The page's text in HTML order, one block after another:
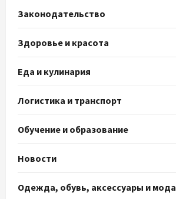
Законодательство
Здоровье и красота
Еда и кулинария
Логистика и транспорт
Обучение и образование
Новости
Одежда, обувь, аксессуары и мода